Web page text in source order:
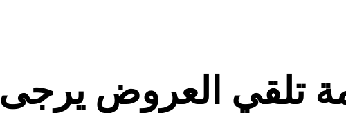
تلقي العروض يرجى